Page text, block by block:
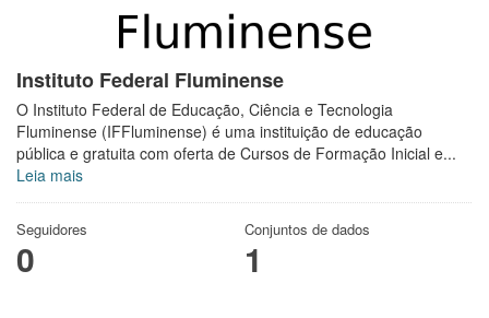
Instituto Federal Fluminense
O Instituto Federal de Educação, Ciência e Tecnologia
Fluminense (IFFluminense) é uma instituição de educação
pública e gratuita com oferta de Cursos de Formação Inicial e...
Leia mais
Seguidores
0
Conjuntos de dados
1